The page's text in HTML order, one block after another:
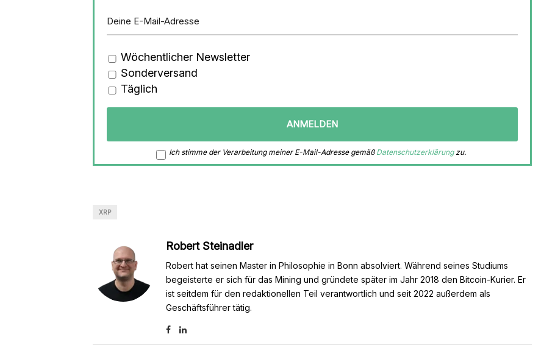
Wöchentlicher Newsletter
Sonderversand
Täglich
Ich stimme der Verarbeitung meiner E-Mail-Adresse gemäß Datenschutzerklärungzu.
XRP
Robert Steinadler
Robert hat seinen Master in Philosophie in Bonn absolviert. Während seines Studiums
begeisterte er sich für das Mining und gründete später im Jahr 2018 den Bitcoin-Kurier. Er
ist seitdem für den redaktionellen Teil verantwortlich und seit 2022 außerdem als
Geschäftsführer tätig.